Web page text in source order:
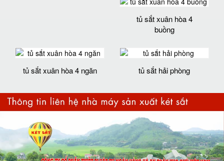
tủ sắt xuân hòa 4
buồng
tủ sắt xuân hòa 4 ngăn tủ sắt hải phòng